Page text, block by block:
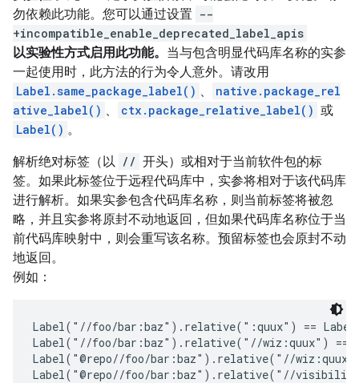
勿依赖此功能。您可以通过设置 --
+incompatible_enable_deprecated_label_apis
以实验性方式启用此功能。 当与包含明显代码库名称的实参
一起使用时，此方法的行为令人意外。请改用
Label.same_package_label() 、
native.package_rel
ative_label() 、 ctx.package_relative_label() 或
Label() 。
解析绝对标签（以 // 开头）或相对于当前软件包的标
签。如果此标签位于远程代码库中，实参将相对于该代码库
进行解析。如果实参包含代码库名称，则当前标签将被忽
略，并且实参将原封不动地返回，但如果代码库名称位于当
前代码库映射中，则会重写该名称。预留标签也会原封不动
地返回。
例如：
Label("//foo/bar:baz").relative(":quux") ==
Label("//foo/bar:baz").relative("//wiz:quux") ==
Label("@repo//foo/bar:baz").relative("//
Label("@repo//foo/bar:baz").relative("//